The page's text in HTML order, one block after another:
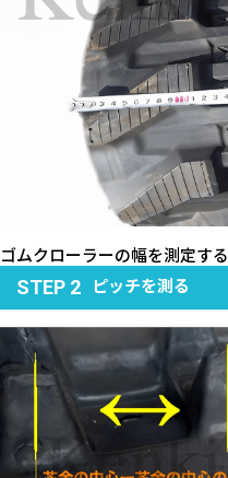
ゴムクローラーの幅を測定する
STEP 2 ピッチを測る